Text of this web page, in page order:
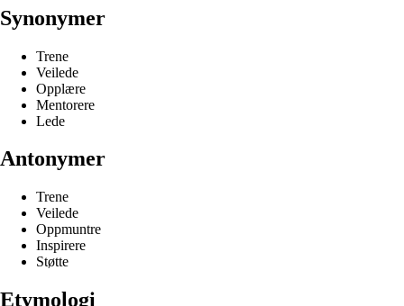
Synonymer
Trene
Veilede
Opplære
Mentorere
Lede
Antonymer
Trene
Veilede
Oppmuntre
Inspirere
Støtte
Etymologi